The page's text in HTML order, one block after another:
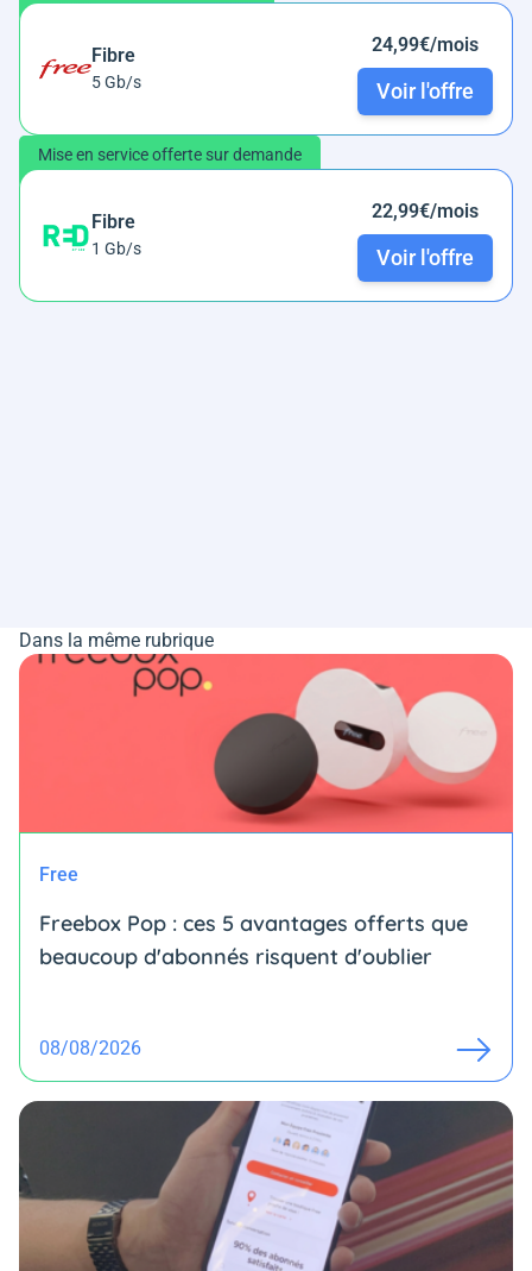
Fibre
5 Gb/s
24,99€/mois
Voir l'offre
Mise en service offerte sur demande
Fibre
1 Gb/s
22,99€/mois
Voir l'offre
Dans la même rubrique
Free
Freebox Pop : ces 5 avantages offerts que
beaucoup d'abonnés risquent d'oublier
08/08/2026